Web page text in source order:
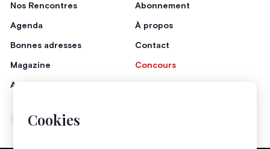
Cookies
Nos Rencontres
Agenda
Bonnes adresses
Magazine
Annonceurs
Abonnement
À propos
Contact
Concours
Instagram